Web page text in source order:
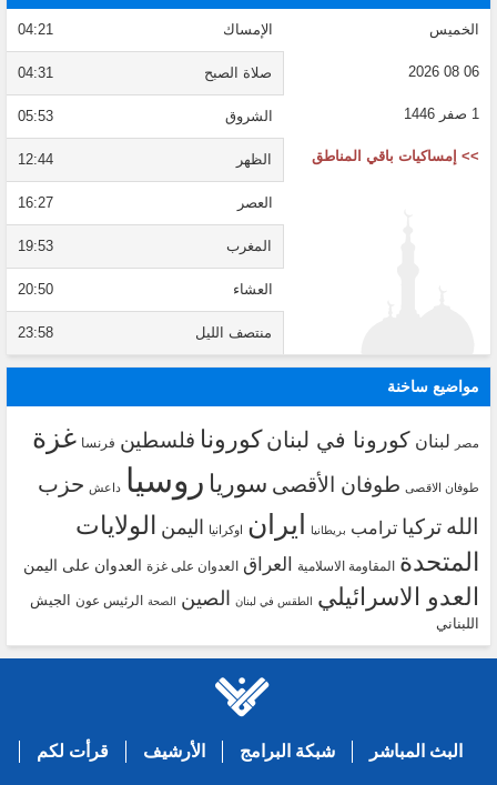
الخميس
06 08 2026
1 صفر 1446
>> إمساكيات باقي المناطق
الإمساك 04:21
صلاة الصبح 04:31
الشروق 05:53
الظهر 12:44
العصر 16:27
المغرب 19:53
العشاء 20:50
منتصف الليل 23:58
مواضيع ساخنة
مصر لبنان كورونا في لبنان كورونا فلسطين فرنسا غزة
طوفان الاقصى طوفان الأقصى سوريا روسيا داعش
حزب
الله تركيا ترامب بريطانيا ايران اوكرانيا اليمن
الولايات
المتحدة
المقاومة الاسلامية العراق العدوان على غزة العدوان على اليمن
العدو الاسرائيلي الطقس في لبنان الصين الصحة الرئيس عون
الجيش
اللبناني
البث المباشر شبكة البرامج الأرشيف قرأت لكم